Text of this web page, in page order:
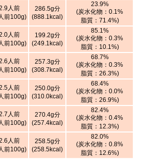
人前
前100g)
286.5g分
(888.1kcal)
23.9%
(炭水化物：0.1%
脂質：71.4%)
人前
前100g)
199.2g分
(249.1kcal)
85.1%
(炭水化物：0.3%
脂質：10.1%)
人前
前100g)
257.3g分
(308.7kcal)
68.7%
(炭水化物：0.3%
脂質：26.3%)
人前
前100g)
250.0g分
(310.0kcal)
68.4%
(炭水化物：0.0%
脂質：26.9%)
人前
前100g)
270.4g分
(257.4kcal)
82.4%
(炭水化物：0.4%
脂質：12.3%)
人前
前100g)
258.5g分
(258.5kcal)
82.0%
(炭水化物：0.8%
脂質：12.6%)